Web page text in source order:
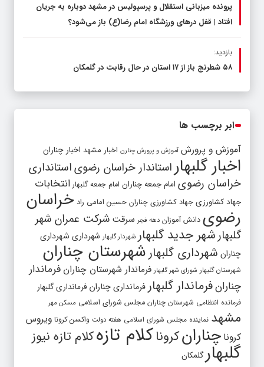
پرونده میزبانی استقلال و پرسپولیس در مشهد دوباره به جریان
افتاد | قفل در‌های ورزشگاه امام رضا(ع) باز می‌شود؟
بازدید:
۵۸ شطرنج‌ باز از ۱۷ استان در حال رقابت در گلمکان
ابر برچسب ها
آموزش و پرورش آموزش و پرورش چنارن اخبار مشهد اخبار چناران
اخبار گلبهار استاندار خراسان رضویاستانداری
خراسان رضوی امام جمعه چناران امام جمعه گلبهار انتخابات
جهاد کشاورزی جهاد کشاورزی چناران حسین امامی راد خراسان
رضوی دانش آموزان دهه فجر سرقت شرکت عمران شهر
گلبهارشهر جدید گلبهار شهردار گلبهار شهرداری شهرداری
چناران شهرداری گلبهار شهرستان چناران
شهرستان گلبهار شورای شهر گلبهار فرماندار شهرستان چناران فرماندار
چنارانفرماندار گلبهار فرمانداری چناران فرمانداری گلبهار
فرمانده انتظامی شهرستان چناران مجلس شورای اسلامی مسکن مهر
مشهد نماینده مجلس شورای اسلامی هفته دولت واکسن کرونا ویروس
کرونا چنارانکروناکلام تازهکلام تازه نیوز
گلبهارگلمکان